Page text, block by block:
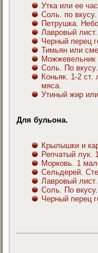
Утка или ее
Соль. по
Петрушка.
Лавровый
Черный перец
Тимьян или
Можжевельник
Соль. По вкусу.
Коньяк. 1-2 ст.
мяса.
Утиный жир
Для бульона.
Крылышки и
Репчатый лук.
Морковь. 1
Сельдерей.
Лавровый
Соль. По вкусу.
Черный перец